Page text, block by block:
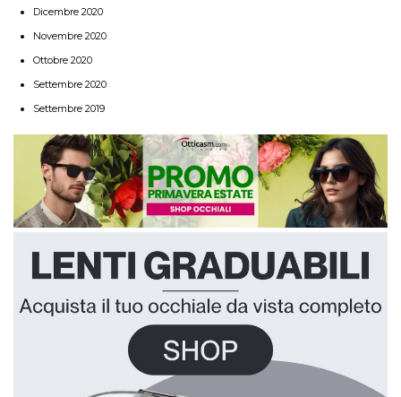
Dicembre 2020
Novembre 2020
Ottobre 2020
Settembre 2020
Settembre 2019